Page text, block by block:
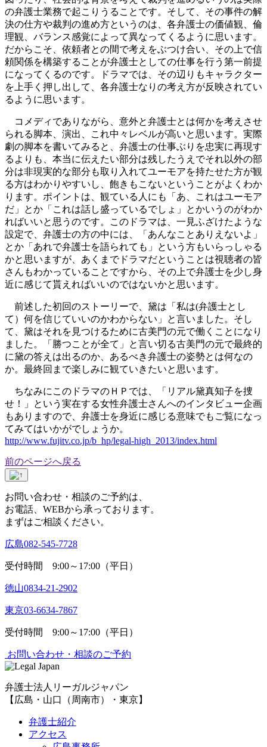
の弁護士業務で起こりうることです。そして、その事件の解
決の仕方や裁判の進め方というのは、各弁護士の価値観、倫
理観、バランス感覚によって異なってくるように思います。
だからこそ、依頼者との間で考えをぶつけ合い、その上で信
頼関係を構築することが弁護士としての仕事を行う第一前提
になってくるのです。ドラマでは、その辺りもキャラクター
を上手く押し出して、各弁護士なりの考え方が反映されてい
るように思います。
コメディでありながら、意外と弁護士とは何かを考えさせ
られる脚本、演出、これ中々レベルが高いと思います。実際
劇の脚本を書いてみると、弁護士の仕事ぶりを忠実に再現す
るよりも、本当に伝えたい部分は残したうえでそれ以外の部
分は非現実的な部分も取り入れてユーモアを持たせた方が観
る方はわかりやすいし、飽きもこないということがよくわか
ります。ポイントは、観ている人にも「あ、これはユーモア
だ」とか「これは話し盛っているでしょ」とかいうのがわか
ればいいと思うのです。このドラマは、一見ふざけたような
設定で、弁護士の方の中には、「あんなことありえないよ」
とか「あれで弁護士を語られても」という方もいらっしゃる
かと思いますが、あくまでドラマだということは視聴者の皆
さんもわかっていることですから、その上で弁護士を少し身
近に感じて貰えればいいのではないかと思います。
前述した初回のストーリーで、黛は「私は(弁護士とし
て）何を信じていいのかわからない」と言いました。そし
て、黛はそれを見つけるために古美門の元で働くことになり
ました。「勝つことが全て」と言い切る古美門の元で最終的
に黛の答えは出るのか、あるべき弁護士の姿勢とは何なの
か。最終回まで楽しみに観ていきたいと思います。
ちなみにこのドラマのＨＰでは、「リアル黛真知子を捜
せ！」という実在する女性弁護士さんへのインタビュー企画
もありますので、弁護士を身近に感じる意味でもご覧になっ
てみてはいかがでしょうか。
http://www.fujitv.co.jp/b_hp/legal-high_2013/index.html
前のページへ戻る
お問い合わせ・相談のご予約は、
お電話、WEBから承っております。
まずはご相談ください。
広島082-545-7728
受付時間 9:00～17:00（平日）
徳山0834-21-2902
東京03-6634-7867
受付時間 9:00～17:00（平日）
お問い合わせ・相談のご予約
弁護士法人リーガルジャパン
【広島・山口（周南市）・東京】
弁護士紹介
アクセス